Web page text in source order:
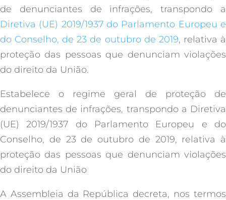
de denunciantes de infrações, transpondo a
Diretiva (UE) 2019/1937 do Parlamento Europeu e
do Conselho, de 23 de outubro de 2019, relativa à
proteção das pessoas que denunciam violações
do direito da União.
Estabelece o regime geral de proteção de
denunciantes de infrações, transpondo a Diretiva
(UE) 2019/1937 do Parlamento Europeu e do
Conselho, de 23 de outubro de 2019, relativa à
proteção das pessoas que denunciam violações
do direito da União
A Assembleia da República decreta, nos termos